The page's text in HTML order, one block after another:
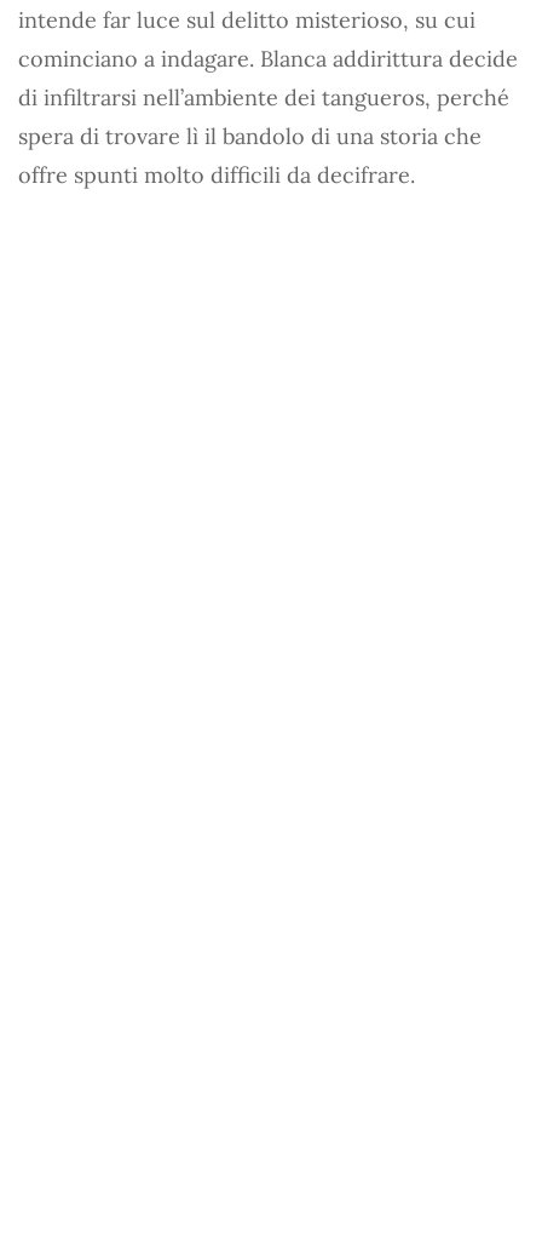
intende far luce sul delitto misterioso, su cui
cominciano a indagare. Blanca addirittura decide
di infiltrarsi nell’ambiente dei tangueros, perché
spera di trovare lì il bandolo di una storia che
offre spunti molto difficili da decifrare.